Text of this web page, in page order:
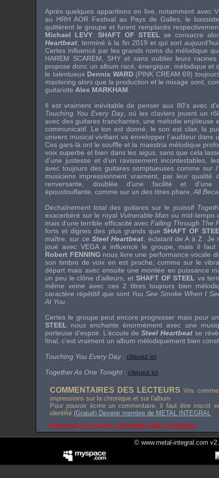
Après quelques apparitions en live , notamment avec
au HRH AOR Festival au Pays de Galles, le
quittèrent le groupe et furent remplacés
Michael LEVY.SHAFT OF STEEL se consacre
Heartbeat , terminé à la fin 2019 et qui sort
Certes influencé par les grands noms du mélodique
HAREM SCAREM, SHYet sans oublier leurs
propose donc un album racé, énergique, mélodique et
le talentueux Dennis WARD(PINK CREAM 69)
mastering alors que la production et le mixage sont,
guitariste Alex MARKHAM
Il est vraiment inévitable de penser aux 80’savec
Touching You Every Day, où les claviers jouent un
avec des guitares tranchantes, une mélodie enjôleuse
communicatif. Le ton est donné, le son est clair, la
univers musical vivifiant va envelopper l’auditeur dans
Ces gars-là ont le souffle et la maestria mélodique
voix superbe et bien dans les aigus, sans que cela
d’une justesse et d’un ravissement incontestables,
avec toujours des guitares somptueuses comme sur
musiciens impressionnent vraiment, par leur qualité
renversante, doublée d’une facilité et d’une
époustouflante, comme sur un des titres phare, All
Déchaînement total des guitares sur le jouissif
exacerbéré sur le royal Vulnerable Man ou mid-tempo
mais d’une terrible efficacité avec Falling Through The
forts et dignes des plus grands que SHAFT OF
maître, sur ceSteel Heartbeat , éclatant de A à Z. Je
joué avec VEGAa influencé le groupe, mais il faut
Robert FENNING nous livre une performance vocale
son timbre de voix en est proche, comme sur le
départ mais avec ensuite une montée en puissance
un peu le clône d’ailleurs, et SHAFT OF STEEL va
même veine avec ces 2 titres toujours bien
caractère répétitif que sont You See Smoke When I
At You
Certes le groupe peut encore progresser mais pour
STEEL nous enchante énormément avec une
porteuse d’espoir. L’écoute deSteel Heartbeat se
final, c’est vraiment un album mélodiquement bien
Touching You Every Day: cliquez ici
Together As One Tonight: cliquez ici
COMMENTAIRES DES LECTEURS Vos
impressions sur la chronique et sur l'album
Pour pouvoir écrire un commentaire, il faut être inscrit
identifié (Gratuit) Devenir membre de METAL INTEGRAL
Personne n'a encore commenté cette chronique.
© www.metal-integral.com